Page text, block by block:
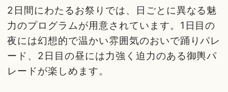
2日間にわたるお祭りでは、日ごとに異なる魅
力のプログラムが用意されています。1日目の
夜には幻想的で温かい雰囲気のおいで踊りパレ
ード、2日目の昼には力強く迫力のある御輿パ
レードが楽しめます。